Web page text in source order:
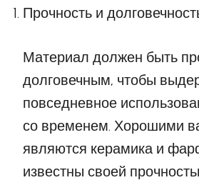
Прочность и
Материал должен быть
долговечным, чтобы
повседневное
со временем. Хорошими
являются керамика и
известны своей